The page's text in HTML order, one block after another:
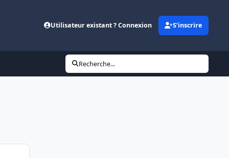
Utilisateur existant ? Connexion S’inscrire
Recherche...